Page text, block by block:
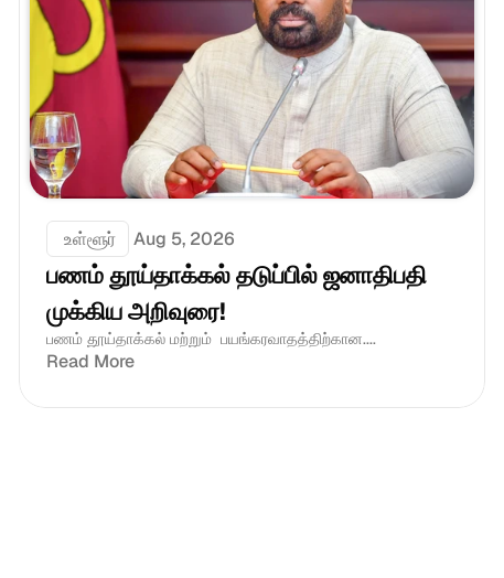
உள்ளூர் Aug 5, 2026
பணம் தூய்தாக்கல் தடுப்பில் ஜனாதிபதி
முக்கிய அறிவுரை!
பணம் தூய்தாக்கல் மற்றும்  பயங்கரவாதத்திற்கான....
Read More